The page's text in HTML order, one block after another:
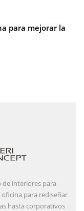
para mejorar la
interiores para
para rediseñar
hasta corporativos